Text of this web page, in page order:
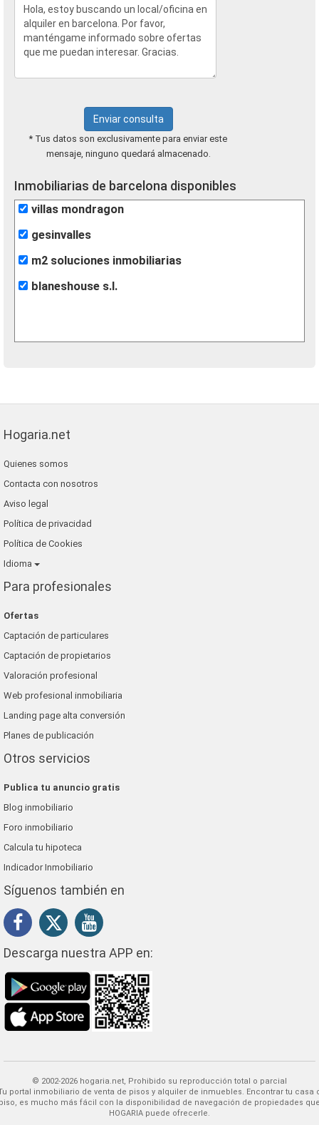
Enviar consulta
* Tus datos son exclusivamente para enviar este
mensaje, ninguno quedará almacenado.
Inmobiliarias de barcelona disponibles
villas mondragon
gesinvalles
m2 soluciones inmobiliarias
blaneshouse s.l.
Hogaria.net
Quienes somos
Contacta con nosotros
Aviso legal
Política de privacidad
Política de Cookies
Idioma
Para profesionales
Ofertas
Captación de particulares
Captación de propietarios
Valoración profesional
Web profesional inmobiliaria
Landing page alta conversión
Planes de publicación
Otros servicios
Publica tu anuncio gratis
Blog inmobiliario
Foro inmobiliario
Calcula tu hipoteca
Indicador Inmobiliario
Síguenos también en
Descarga nuestra APP en:
© 2002-2026 hogaria.net, Prohibido su reproducción total o parcial
Encontrar tu casa o
es mucho más fácil con la disponibilidad de navegación de propiedades
HOGARIA puede ofrecerle.